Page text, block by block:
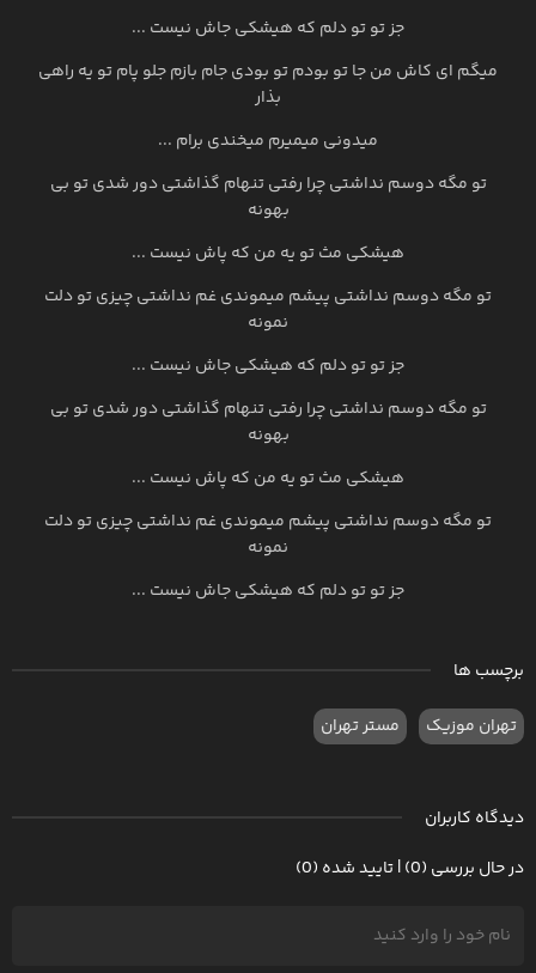
جز تو تو دلم که هیشکی جاش نیست ...
میگم ای کاش من جا تو بودم تو بودی جام بازم جلو پام تو یه راهی
بذار
میدونی میمیرم میخندی برام ...
تو مگه دوسم نداشتی چرا رفتی تنهام گذاشتی دور شدی تو بی
بهونه
هیشکی مث تو یه من که پاش نیست ...
تو مگه دوسم نداشتی پیشم میموندی غم نداشتی چیزی تو دلت
نمونه
جز تو تو دلم که هیشکی جاش نیست ...
تو مگه دوسم نداشتی چرا رفتی تنهام گذاشتی دور شدی تو بی
بهونه
هیشکی مث تو یه من که پاش نیست ...
تو مگه دوسم نداشتی پیشم میموندی غم نداشتی چیزی تو دلت
نمونه
جز تو تو دلم که هیشکی جاش نیست ...
برچسب ها
تهران موزیک مستر تهران
دیدگاه کاربران
در حال بررسی (0) | تایید شده (0)